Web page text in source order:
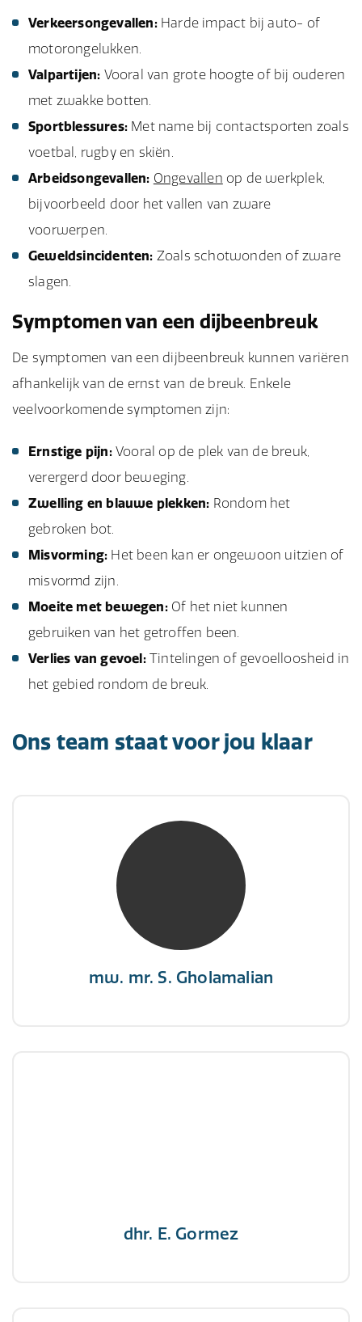
Verkeersongevallen:Harde impact bij auto- of
motorongelukken.
Valpartijen: Vooral van grote hoogte of bij ouderen
met zwakke botten.
Sportblessures: Met name bij contactsporten zoals
voetbal, rugby en skiën.
Arbeidsongevallen: Ongevallen op de werkplek,
bijvoorbeeld door het vallen van zware
voorwerpen.
Geweldsincidenten: Zoals schotwonden of zware
slagen.
Symptomen van een dijbeenbreuk
De symptomen van een dijbeenbreuk kunnen variëren
afhankelijk van de ernst van de breuk. Enkele
veelvoorkomende symptomen zijn:
Ernstige pijn:Vooral op de plek van de breuk,
verergerd door beweging.
Zwelling en blauwe plekken: Rondom het
gebroken bot.
Misvorming: Het been kan er ongewoon uitzien of
misvormd zijn.
Moeite met bewegen:Of het niet kunnen
gebruiken van het getroffen been.
Verlies van gevoel:Tintelingen of gevoelloosheid in
het gebied rondom de breuk.
Ons team staat voor jou klaar
mw. mr. S. Gholamalian
mw. mr. S. Gholamalian
NIVRE Register-Expert
“Als je de richting van de wind niet kunt
veranderen, verander dan de stand van je
dhr. E. Gormez